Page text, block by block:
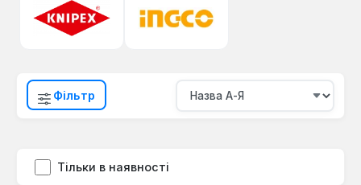
Фільтр
Тільки в наявності